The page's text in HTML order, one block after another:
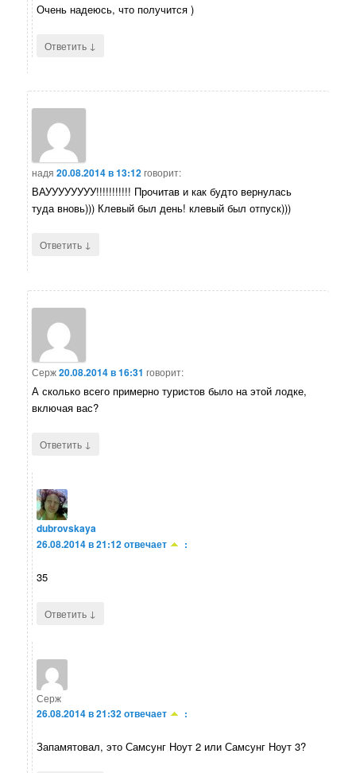
Очень надеюсь, что получится )
Ответить ↓
надя 20.08.2014 в 13:12говорит:
ВАУУУУУУУУ!!!!!!!!!!! Прочитав и как будто вернулась
туда вновь))) Клевый был день! клевый был отпуск)))
Ответить ↓
Серж20.08.2014 в 16:31 говорит:
А сколько всего примерно туристов было на этой лодке,
включая вас?
Ответить ↓
dubrovskaya
26.08.2014 в 21:12отвечает :
35
Ответить ↓
Серж
26.08.2014 в 21:32отвечает :
Запамятовал, это Самсунг Ноут 2 или Самсунг Ноут 3?